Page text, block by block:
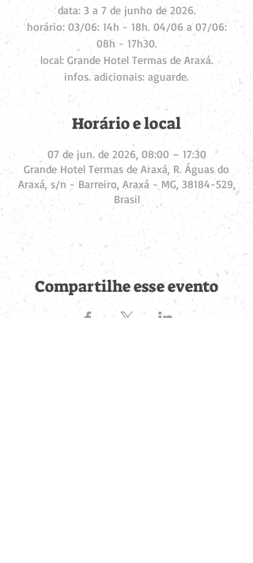
data: 3 a 7 de junho de 2026.
horário: 03/06: 14h - 18h. 04/06 a 07/06:
08h - 17h30.
local: Grande Hotel Termas de Araxá.
infos. adicionais: aguarde.
Horário e local
07 de jun. de 2026, 08:00 – 17:30
Grande Hotel Termas de Araxá, R. Águas do
Araxá, s/n - Barreiro, Araxá - MG, 38184-529,
Brasil
Compartilhe esse evento